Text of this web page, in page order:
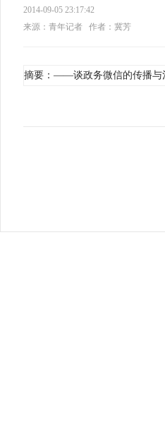
2014-09-05 23:17:42
来源：青年记者
作者：冀芳
摘要：——谈政务微信的传播与